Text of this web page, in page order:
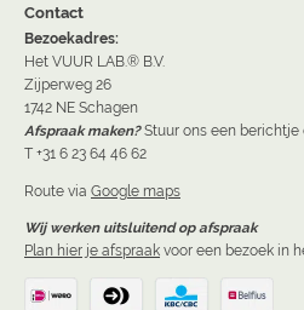
Contact
Bezoekadres:
Het VUUR LAB.® B.V.
Zijperweg 26
1742 NE Schagen
Afspraak maken? Stuur ons een
T +31 6 23 64 46 62
Route via Google maps
Wij werken uitsluitend op afspraak
Plan hier je afspraak voor een bezoek in